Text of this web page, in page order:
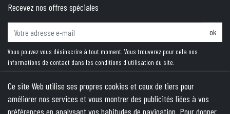
Recevez nos offres spéciales
ok
Vous pouvez vous désinscrire à tout moment. Vous trouverez pour cela nos
informations de contact dans les conditions d'utilisation du site.
PRODUITS
Ce site Web utilise ses propres cookies et ceux de tiers pour
améliorer nos services et vous montrer des publicités liées à vos
préférences en analysant vos habitudes de navigation. Pour donner